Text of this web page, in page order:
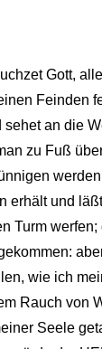
Gott,
Feinden
an die
zu Fuß
und
wie ich
Rauch von
Seele